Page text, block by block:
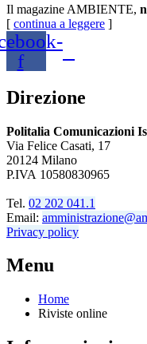
Il magazine AMBIENTE,
[ continua a leggere ]
f
Direzione
Politalia Comunicazioni
Via Felice Casati, 17
20124 Milano
P.IVA 10580830965
Tel. 02 202 041.1
Email:
Privacy policy
Menu
Home
Riviste online